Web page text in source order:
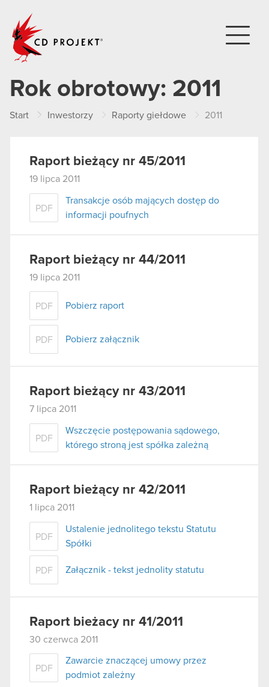
Rok obrotowy: 2011
Start Inwestorzy Raporty giełdowe 2011
Raport bieżący nr 45/2011
19 lipca 2011
PDF
Transakcje osób mających dostęp do
informacji poufnych
Raport bieżący nr 44/2011
19 lipca 2011
PDF Pobierz raport
PDF Pobierz załącznik
Raport bieżący nr 43/2011
7 lipca 2011
PDF
Wszczęcie postępowania sądowego,
którego stroną jest spółka zależną
Raport bieżący nr 42/2011
1 lipca 2011
PDF
Ustalenie jednolitego tekstu Statutu
Spółki
PDF Załącznik - tekst jednolity statutu
Raport bieżacy nr 41/2011
30 czerwca 2011
PDF
Zawarcie znaczącej umowy przez
podmiot zależny